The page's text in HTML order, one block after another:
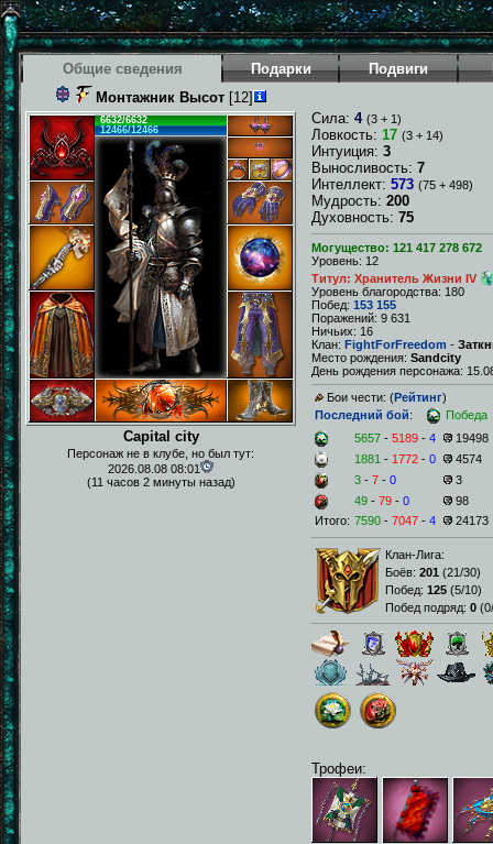
Общие сведения Подарки Подвиги
Монтажник Высот[12]
6632/6632
12466/12466
Capital city
Персонаж не в клубе, но был тут:
2026.08.08 08:01
(11 часов 2 минуты назад)
Сила: 4 (3 + 1)
Ловкость: 17 (3 + 14)
Интуиция: 3
Выносливость: 7
Интеллект: 573 (75 + 498)
Мудрость: 200
Духовность: 75
Могущество: 121 417 278 672
Уровень: 12
Титул: Хранитель Жизни IV
Уровень благородства: 180
Побед: 153 155
Поражений: 9 631
Ничьих: 16
Клан: FightForFreedom -
Место рождения: Sandcity
День рождения персонажа:
Бои чести: (Рейтинг)
Последний бой:
Победа
5657 - 5189 - 4
19498
1881 - 1772 - 0
4574
3 - 7 - 0
3
49 - 79 - 0
98
Итого: 7590 - 7047 - 4 24173
Клан-Лига:
Боёв: 201 (21/30)
Побед: 125 (5/10)
Побед подряд: 0 (
Трофеи: